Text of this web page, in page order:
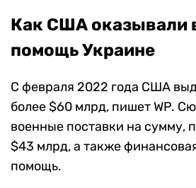
Как США оказывали
помощь Украине
С февраля 2022 года США
более $60 млрд, пишет WP.
военные поставки на
$43 млрд, а также
помощь.